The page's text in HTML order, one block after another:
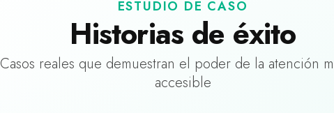
ESTUDIO DE CASO
Historias de éxito
Casos reales que demuestran el poder de la atención
accesible